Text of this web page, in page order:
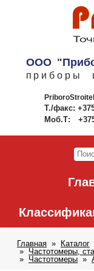
ООО
приборы
Т./факс:
Моб.Т:
Главная Каталог
Частотомеры,
Частотомеры